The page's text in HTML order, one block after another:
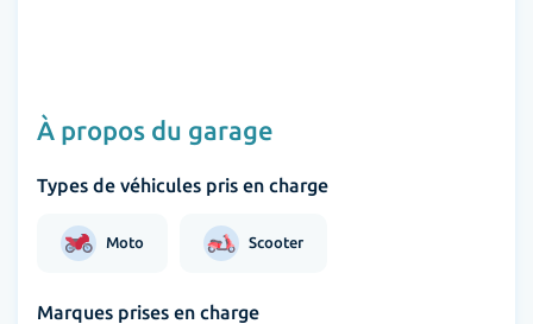
À propos du garage
Types de véhicules pris en charge
Moto Scooter
Marques prises en charge